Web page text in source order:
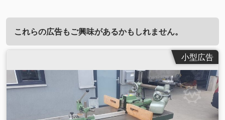
これらの広告もご興味があるかもしれません。
小型広告